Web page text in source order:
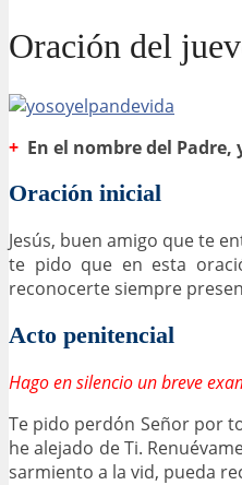
Oración del
+ En el nombre del
Oración inicial
Jesús, buen amigo que te
te pido que en esta
reconocerte siempre
Acto penitencial
Hago en silencio un breve
Te pido perdón Señor por
he alejado de Ti.
sarmiento a la vid, pueda